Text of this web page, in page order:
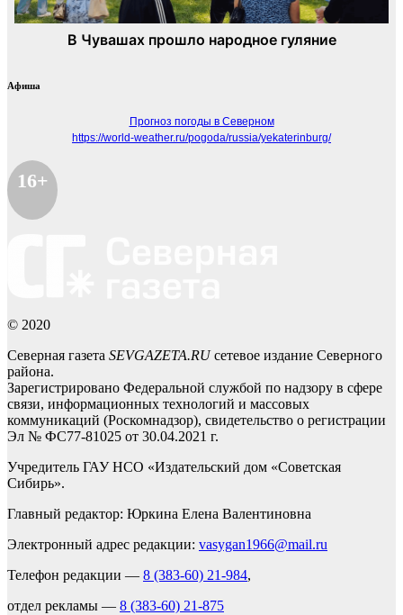
Афиша
Прогноз погоды в Северном
https://world-weather.ru/pogoda/russia/yekaterinburg/
16+
© 2020
Северная газета SEVGAZETA.RUсетевое издание Северного
района.
Зарегистрировано Федеральной службой по надзору в сфере
связи, информационных технологий и массовых
коммуникаций (Роскомнадзор), свидетельство о регистрации
Эл № ФС77-81025 от 30.04.2021 г.
Учредитель ГАУ НСО «Издательский дом «Советская
Сибирь».
Главный редактор: Юркина Елена Валентиновна
Электронный адрес редакции: vasygan1966@mail.ru
Телефон редакции — 8 (383-60) 21-984,
отдел рекламы — 8 (383-60) 21-875